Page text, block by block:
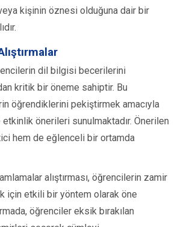
kişinin öznesi olduğuna dair bir
dil bilgisi becerilerini
kritik bir öneme sahiptir. Bu
öğrendiklerini pekiştirmek amacıyla
etkinlik önerileri sunulmaktadır. Önerilen
hem de eğlenceli bir ortamda
alıştırması, öğrencilerin zamir
için etkili bir yöntem olarak öne
öğrenciler eksik bırakılan